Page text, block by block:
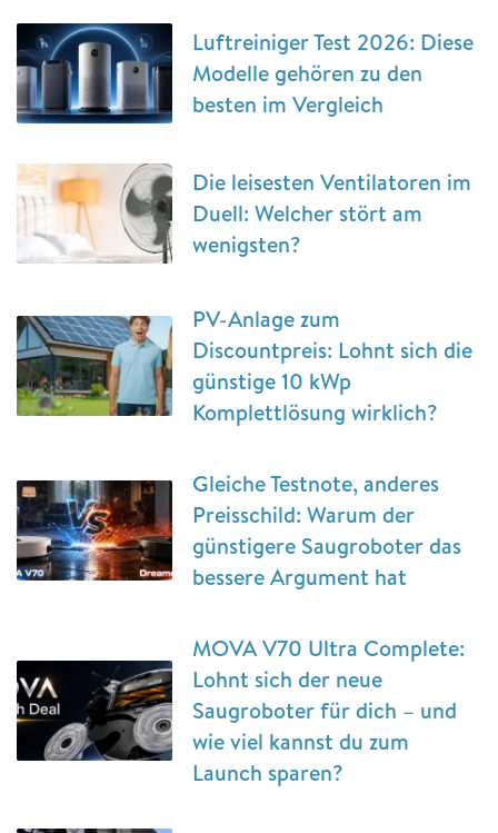
Luftreiniger Test 2026: Diese
Modelle gehören zu den
besten im Vergleich
Die leisesten Ventilatoren im
Duell: Welcher stört am
wenigsten?
PV-Anlage zum
Discountpreis: Lohnt sich die
günstige 10 kWp
Komplettlösung wirklich?
Gleiche Testnote, anderes
Preisschild: Warum der
günstigere Saugroboter das
bessere Argument hat
MOVA V70 Ultra Complete:
Lohnt sich der neue
Saugroboter für dich – und
wie viel kannst du zum
Launch sparen?